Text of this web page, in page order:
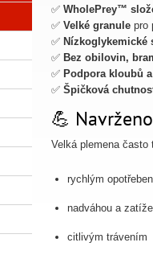
✅ WholePrey™
✅ Velké granule pro
✅ Nízkoglykemické
✅ Bez obilovin,
✅ Podpora kloubů
✅ Špičková
💪
Velká plemena často
rychlým
nadváhou a
citlivým trávením